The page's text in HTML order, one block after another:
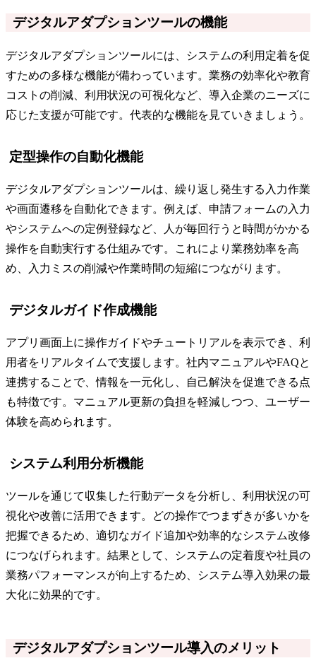
デジタルアダプションツールの機能
デジタルアダプションツールには、システムの利用定着を促
すための多様な機能が備わっています。業務の効率化や教育
コストの削減、利用状況の可視化など、導入企業のニーズに
応じた支援が可能です。代表的な機能を見ていきましょう。
定型操作の自動化機能
デジタルアダプションツールは、繰り返し発生する入力作業
や画面遷移を自動化できます。例えば、申請フォームの入力
やシステムへの定例登録など、人が毎回行うと時間がかかる
操作を自動実行する仕組みです。これにより業務効率を高
め、入力ミスの削減や作業時間の短縮につながります。
デジタルガイド作成機能
アプリ画面上に操作ガイドやチュートリアルを表示でき、利
用者をリアルタイムで支援します。社内マニュアルやFAQと
連携することで、情報を一元化し、自己解決を促進できる点
も特徴です。マニュアル更新の負担を軽減しつつ、ユーザー
体験を高められます。
システム利用分析機能
ツールを通じて収集した行動データを分析し、利用状況の可
視化や改善に活用できます。どの操作でつまずきが多いかを
把握できるため、適切なガイド追加や効率的なシステム改修
につなげられます。結果として、システムの定着度や社員の
業務パフォーマンスが向上するため、システム導入効果の最
大化に効果的です。
デジタルアダプションツール導入のメリット